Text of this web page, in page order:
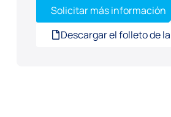
Solicitar más información
Descargar el folleto de